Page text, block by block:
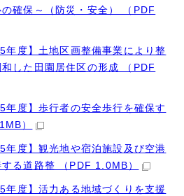
確保～（防災・安全） （PDF
年度】土地区画整備事業により整
した田園居住区の形成 （PDF
年度】歩行者の安全歩行を確保す
）
年度】観光地や宿泊施設及び空港
る道路整 （PDF 1.0MB）
年度】活力ある地域づくりを支援